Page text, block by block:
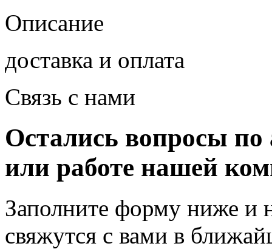
Описание
доставка и оплата
Связь с нами
Остались вопросы по
или работе нашей
Заполните форму ниже и
свяжутся с вами в